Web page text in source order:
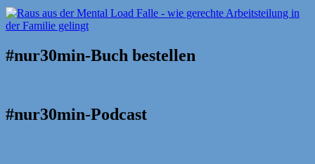
#nur30min-Buch bestellen
#nur30min-Podcast